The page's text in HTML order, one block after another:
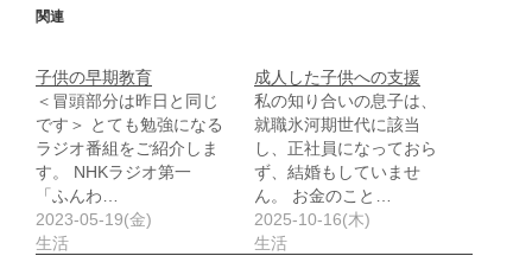
関連
子供の早期教育
＜冒頭部分は昨日と同じ
です＞ とても勉強になる
ラジオ番組をご紹介しま
す。 NHKラジオ第一
「ふんわ…
2023-05-19(金)
生活
成人した子供への支援
私の知り合いの息子は、
就職氷河期世代に該当
し、正社員になっておら
ず、結婚もしていませ
ん。 お金のこと…
2025-10-16(木)
生活